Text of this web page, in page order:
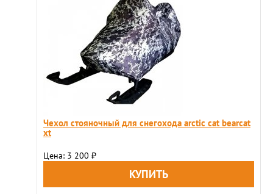
Чехол стояночный для снегохода arctic cat bearcat
xt
Цена: 3 200 ₽